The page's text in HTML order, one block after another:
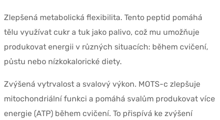
Zlepšená metabolická flexibilita. Tento peptid pomáhá
tělu využívat cukr a tuk jako palivo, což mu umožňuje
produkovat energii v různých situacích: během cvičení,
půstu nebo nízkokalorické diety.
Zvýšená vytrvalost a svalový výkon. MOTS-c zlepšuje
mitochondriální funkci a pomáhá svalům produkovat více
energie (ATP) během cvičení. To přispívá ke zvýšení